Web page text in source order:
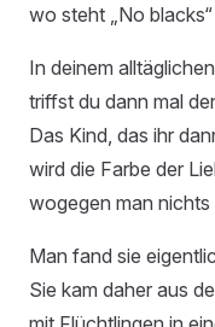
wo steht „No
In deinem
triffst du dann mal
Das Kind, das ihr
wird die Farbe der
wogegen man nichts
Man fand sie
Sie kam daher aus